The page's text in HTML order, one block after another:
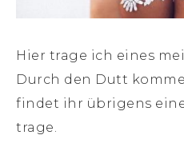
Hier trage ich eines
Durch den Dutt
findet ihr übrigens
trage.